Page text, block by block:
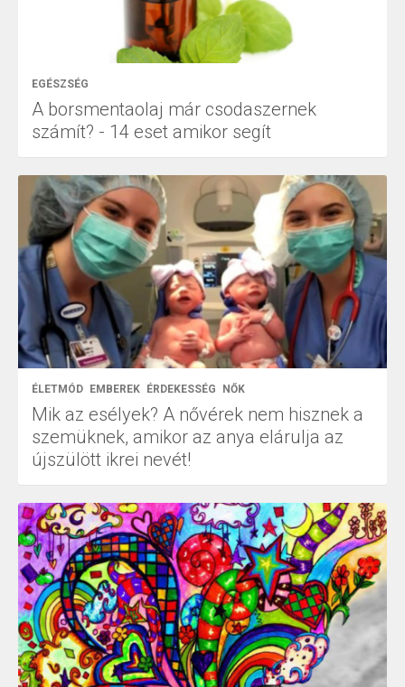
EGÉSZSÉG
A borsmentaolaj már csodaszernek
számít? - 14 eset amikor segít
ÉLETMÓD EMBEREK ÉRDEKESSÉG NŐK
Mik az esélyek? A nővérek nem hisznek a
szemüknek, amikor az anya elárulja az
újszülött ikrei nevét!